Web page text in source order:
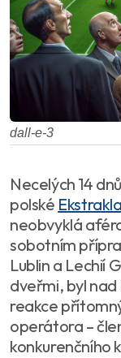
dall-e-3
Necelých 14
polské
neobvyklá
sobotním
Lublin a Lechií
dveřmi, byl
reakce
operátora –
konkurenčního